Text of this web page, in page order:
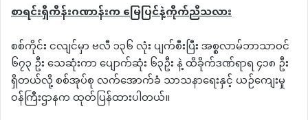
စာရင်းရှိကိန်းဂဏာန်းကမြေပြင်နဲ့ကိုက်ညီသလား
စစ်ကိုင်း ငလျင်မှာ ဗလီ ၁၃၆ လုံး ပျက်စီးပြီး အစ္စလာမ်ဘာသာဝင်
၆၇၃ ဦး သေဆုံးကာ ပျောက်ဆုံး ၆၃ဦး နဲ့ ထိခိုက်ဒဏ်ရာရ ၄၁၈ ဦး
ရှိတယ်လို့ စစ်အုပ်စု လက်အောက်ခံ သာသနာရေးနှင့် ယဉ်ကျေးမှု
ဝန်ကြီးဌာနက ထုတ်ပြန်ထားပါတယ်။